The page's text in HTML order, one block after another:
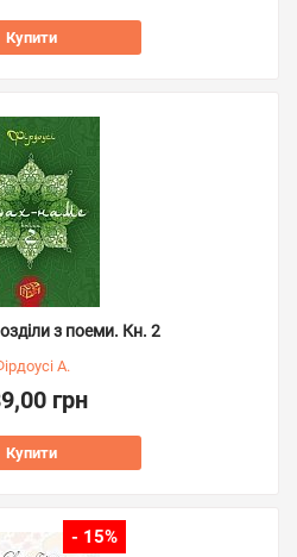
Купити
з поеми. Кн. 2
А.
грн
Купити
- 15%